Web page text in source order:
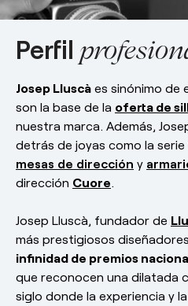
Perfil
Josep Lluscà es sinónimo de
son la base de la oferta de
nuestra marca. Además,
detrás de joyas como la serie
mesas de dirección y
dirección Cuore.
Josep Lluscà, fundador de
más prestigiosos
infinidad de premios
que reconocen una dilatada
siglo donde la experiencia y